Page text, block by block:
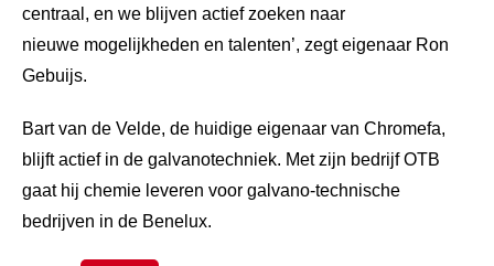
centraal, en we blijven actief zoeken naar
nieuwe mogelijkheden en talenten’, zegt eigenaar Ron
Gebuijs.
Bart van de Velde, de huidige eigenaar van Chromefa,
blijft actief in de galvanotechniek. Met zijn bedrijf OTB
gaat hij chemie leveren voor galvano-technische
bedrijven in de Benelux.